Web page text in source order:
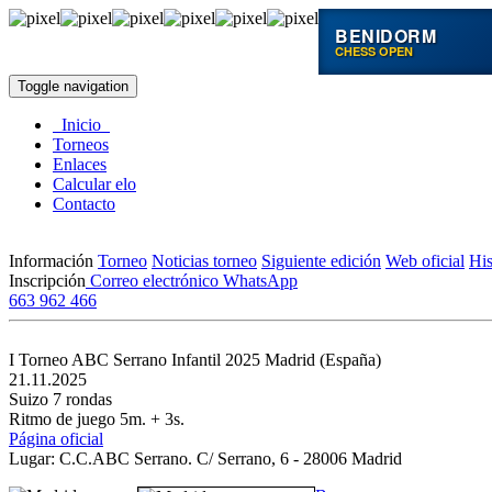
BENIDORM
CHESS OPEN
Toggle navigation
Inicio
Torneos
Enlaces
Calcular elo
Contacto
Información Torneo Noticias torneo Siguiente edición Web oficial
Inscripción Correo electrónico WhatsApp
663 962 466
I Torneo ABC Serrano Infantil 2025 Madrid (España)
21.11.2025
Suizo 7 rondas
Ritmo de juego 5m. + 3s.
Página oficial
Lugar: C.C.ABC Serrano. C/ Serrano, 6 - 28006 Madrid